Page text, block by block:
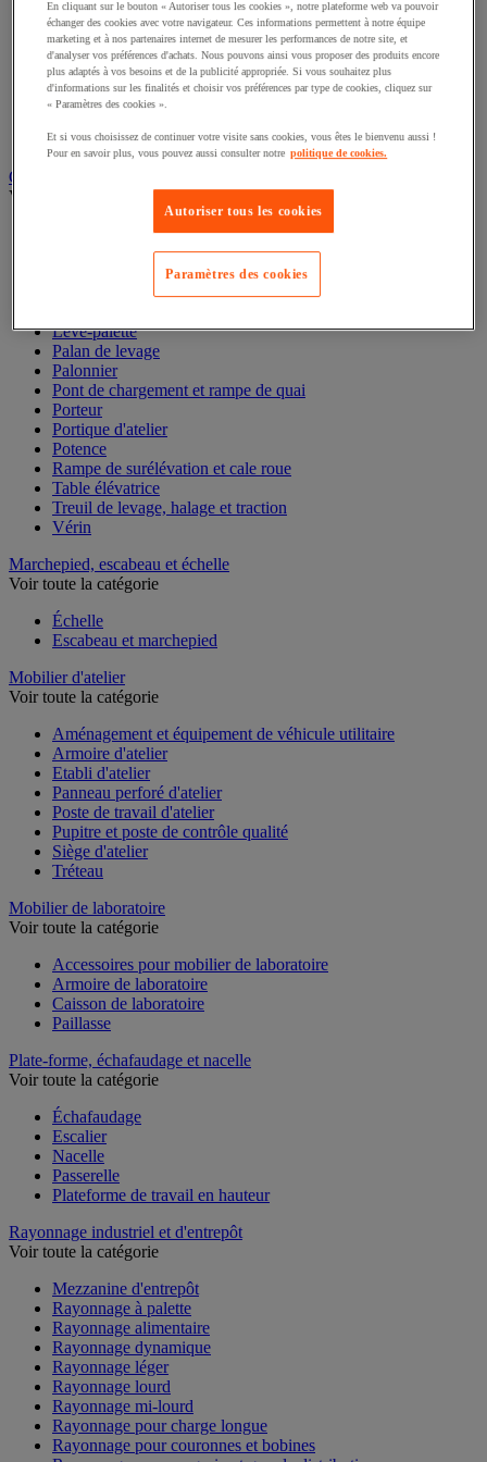
Maillon et maille
Manille et émerillon
Pince de levage
Réa et poulie de levage
Sandow
Tendeur
Gerbeur, palan et appareil de levage
Voir toute la catégorie
Chandelle et béquille de sécurité
Élévateur de matériaux
Lève-palette
Palan de levage
Palonnier
Pont de chargement et rampe de quai
Porteur
Portique d'atelier
Potence
Rampe de surélévation et cale roue
Table élévatrice
Treuil de levage, halage et traction
Vérin
Marchepied, escabeau et échelle
Voir toute la catégorie
Échelle
Escabeau et marchepied
Mobilier d'atelier
Voir toute la catégorie
Aménagement et équipement de véhicule utilitaire
Armoire d'atelier
Etabli d'atelier
Panneau perforé d'atelier
Poste de travail d'atelier
Pupitre et poste de contrôle qualité
Siège d'atelier
Tréteau
Mobilier de laboratoire
Voir toute la catégorie
Accessoires pour mobilier de laboratoire
Armoire de laboratoire
Caisson de laboratoire
Paillasse
Plate-forme, échafaudage et nacelle
Voir toute la catégorie
Échafaudage
Escalier
Nacelle
Passerelle
Plateforme de travail en hauteur
Rayonnage industriel et d'entrepôt
Voir toute la catégorie
Mezzanine d'entrepôt
Rayonnage à palette
Rayonnage alimentaire
Rayonnage dynamique
Rayonnage léger
Rayonnage lourd
Rayonnage mi-lourd
Rayonnage pour charge longue
Rayonnage pour couronnes et bobines
En cliquant sur le bouton « Autoriser tous les cookies », notre plateforme web va pouvoir
échanger des cookies avec votre navigateur. Ces informations permettent à notre équipe
marketing et à nos partenaires internet de mesurer les performances de notre site, et
d'analyser vos préférences d'achats. Nous pouvons ainsi vous proposer des produits encore
plus adaptés à vos besoins et de la publicité appropriée. Si vous souhaitez plus
d'informations sur les finalités et choisir vos préférences par type de cookies, cliquez sur
« Paramètres des cookies ».
Et si vous choisissez de continuer votre visite sans cookies, vous êtes le bienvenu aussi !
Pour en savoir plus, vous pouvez aussi consulter notre politique de cookies.
Autoriser tous les cookies
Paramètres des cookies